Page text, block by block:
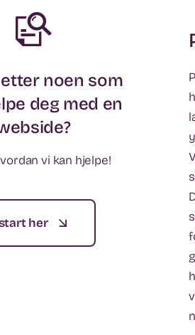
noen som
deg med en
vi kan hjelpe!
her